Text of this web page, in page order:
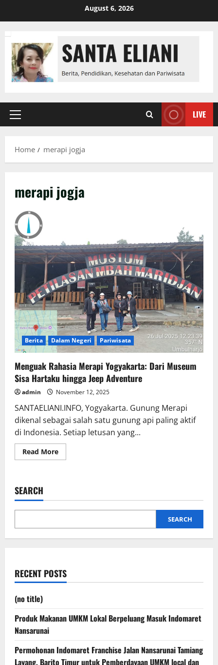
August 6, 2026
Primary
LIVE
Home merapi jogja
merapi jogja
Berita Dalam Negeri Pariwisata
Menguak Rahasia Merapi Yogyakarta: Dari Museum
Sisa Hartaku hingga Jeep Adventure
admin November 12, 2025
SANTAELIANI.INFO, Yogyakarta. Gunung Merapi
dikenal sebagai salah satu gunung api paling aktif
di Indonesia. Setiap letusan yang...
Read MoreRead
more
Dari
Sisa
hingga
Adventure
SEARCH
SEARCH
RECENT POSTS
(no title)
Produk Makanan UMKM Lokal Berpeluang Masuk Indomaret
Nansarunai
Permohonan Indomaret Franchise Jalan Nansarunai Tamiang
Layang, Barito Timur untuk Pemberdayaan UMKM local dan